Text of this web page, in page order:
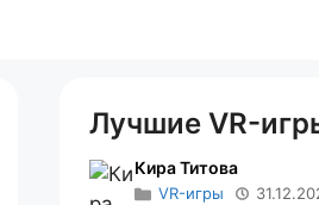
Лучшие VR-
Кира Титова
VR-игры